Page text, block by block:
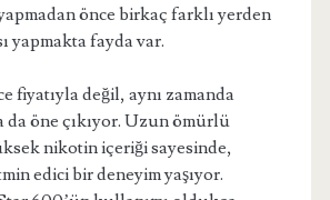
önce birkaç farklı yerden
yapmakta fayda var.
fiyatıyla değil, aynı zamanda
da öne çıkıyor. Uzun ömürlü
nikotin içeriği sayesinde,
edici bir deneyim yaşıyor.